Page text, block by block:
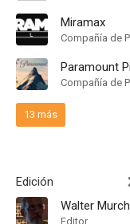
Miramax
13 más
Edición
Walter Murch
Editor